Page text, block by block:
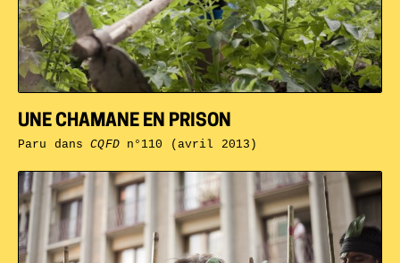
UNE CHAMANE EN PRISON
Paru dansCQFDn°110 (avril 2013)